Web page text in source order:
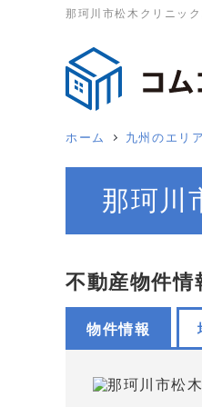
那珂川市松木クリニッ
ホーム 九州のエリア
那珂川
不動産物件情
物件情報